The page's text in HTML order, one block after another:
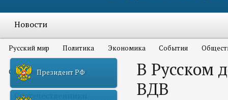
Новости
Русский мир Политика Экономика События
Объявления и конкурсы
Соотечественники
Президент РФ
В Русском
ВДВ